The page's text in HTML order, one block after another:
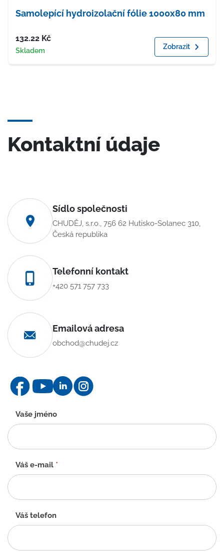
Samolepící hydroizolační fólie 1000x80 mm
Cena
132.22 Kč
Dostupnost
Skladem Zobrazit
Kontaktní údaje
Sídlo společnosti
CHUDĚJ, s.r.o., 756 62 Hutisko-Solanec 310,
Česká republika
Telefonní kontakt
+420 571 757 733
Emailová adresa
obchod@chudej.cz
Kontaktní
formulář
-
CZ
Vaše jméno
Váš e-mail *
Váš telefon